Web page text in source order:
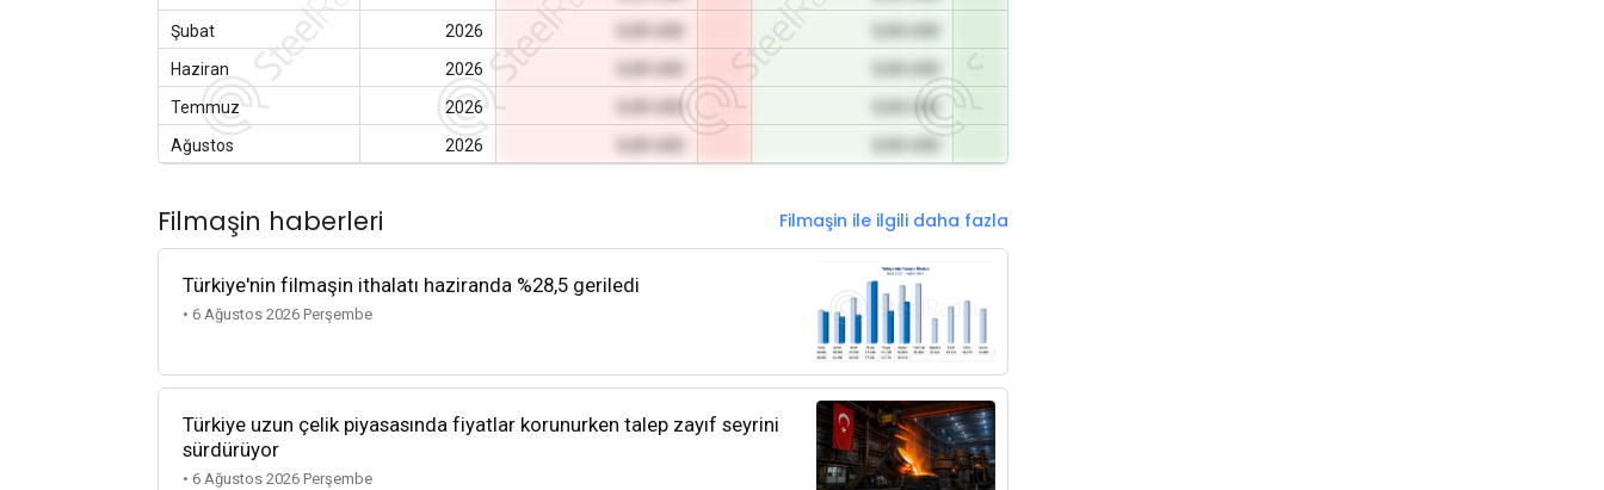
Şubat
2026
Haziran
2026
Temmuz
2026
0,00 USD
Ağustos
2026
Filmaşin haberleri Filmaşin ile ilgili daha fazla
Türkiye'nin filmaşin ithalatı haziranda %28,5 geriledi
• 6 Ağustos 2026 Perşembe
Türkiye uzun çelik piyasasında fiyatlar korunurken talep zayıf seyrini
sürdürüyor
• 6 Ağustos 2026 Perşembe